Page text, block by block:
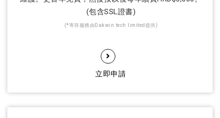
(包含SSL證書)
(*寄存服務由Dakwin tech limited提供)
立即申請